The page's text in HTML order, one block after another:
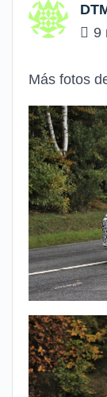
9
Más fotos